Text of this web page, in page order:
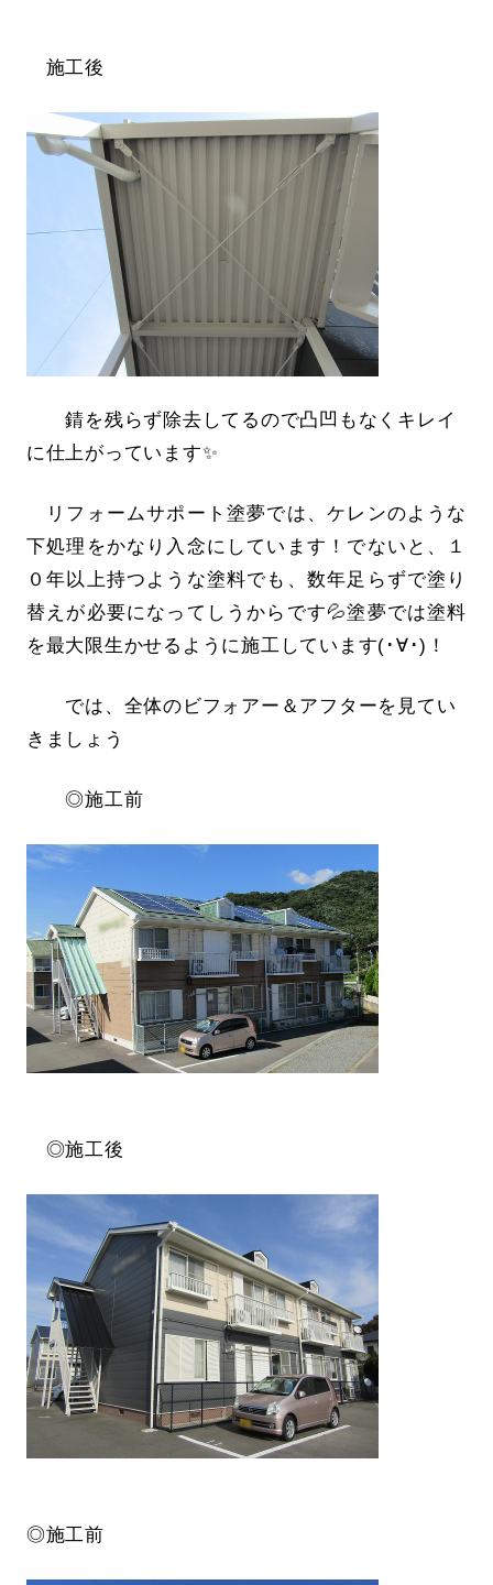
施工後
錆を残らず除去してるので凸凹もなくキレイ
に仕上がっています✨
リフォームサポート塗夢では、ケレンのような
下処理をかなり入念にしています！でないと、１
０年以上持つような塗料でも、数年足らずで塗り
替えが必要になってしうからです💦塗夢では塗料
を最大限生かせるように施工しています(･∀･)！
では、全体のビフォアー＆アフターを見てい
きましょう
◎施工前
◎施工後
◎施工前